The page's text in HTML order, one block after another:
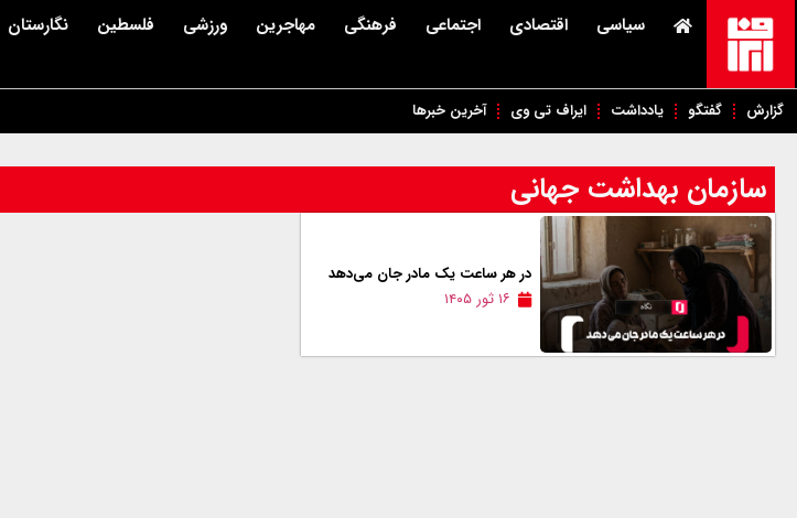
سیاسی اقتصادی اجتماعی فرهنگی مهاجرین ورزشی فلسطین نگارستان
گزارش گفتگو یادداشت ایراف تی وی آخرین خبرها
سازمان بهداشت جهانی
در هر ساعت یک مادر جان می‌دهد
۱۶ ثور ۱۴۰۵